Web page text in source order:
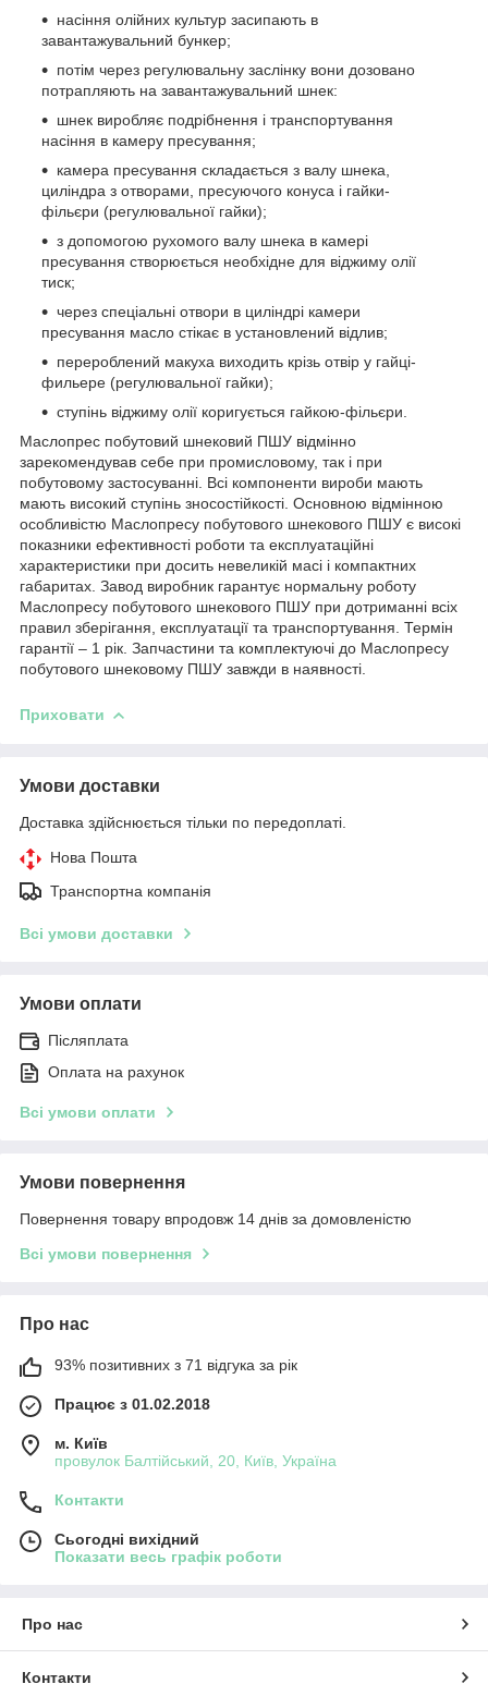
насіння олійних культур засипають в
завантажувальний бункер;
потім через регулювальну заслінку вони дозовано
потрапляють на завантажувальний шнек:
шнек виробляє подрібнення і транспортування
насіння в камеру пресування;
камера пресування складається з валу шнека,
циліндра з отворами, пресуючого конуса і гайки-
фільєри (регулювальної гайки);
з допомогою рухомого валу шнека в камері
пресування створюється необхідне для віджиму олії
тиск;
через спеціальні отвори в циліндрі камери
пресування масло стікає в установлений відлив;
перероблений макуха виходить крізь отвір у гайці-
фильере (регулювальної гайки);
ступінь віджиму олії коригується гайкою-фільєри.
Маслопрес побутовий шнековий ПШУ відмінно
зарекомендував себе при промисловому, так і при
побутовому застосуванні. Всі компоненти вироби мають
мають високий ступінь зносостійкості. Основною відмінною
особливістю Маслопресу побутового шнекового ПШУ є високі
показники ефективності роботи та експлуатаційні
характеристики при досить невеликій масі і компактних
габаритах. Завод виробник гарантує нормальну роботу
Маслопресу побутового шнекового ПШУ при дотриманні всіх
правил зберігання, експлуатації та транспортування. Термін
гарантії – 1 рік. Запчастини та комплектуючі до Маслопресу
побутового шнековому ПШУ завжди в наявності.
Приховати
Умови доставки
Доставка здійснюється тільки по передоплаті.
Нова Пошта
Транспортна компанія
Всі умови доставки
Умови оплати
Післяплата
Оплата на рахунок
Всі умови оплати
Умови повернення
Повернення товару впродовж 14 днів за домовленістю
Всі умови повернення
Про нас
93% позитивних з 71 відгука за рік
Працює з 01.02.2018
м. Київ
провулок Балтійський, 20, Київ, Україна
Контакти
Сьогодні вихідний
Показати весь графік роботи
Про нас
Контакти